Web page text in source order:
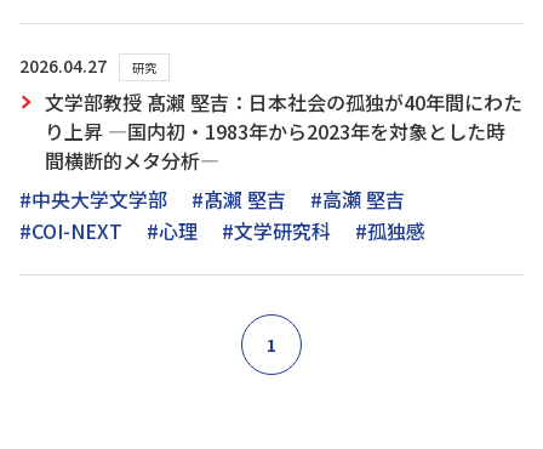
2026.04.27 研究
文学部教授 髙瀨 堅吉：日本社会の孤独が40年間にわた
り上昇 ―国内初・1983年から2023年を対象とした時
間横断的メタ分析―
#中央大学文学部
#髙瀨 堅吉
#高瀬 堅吉
#COI-NEXT
#心理 #文学研究科 #孤独感
1